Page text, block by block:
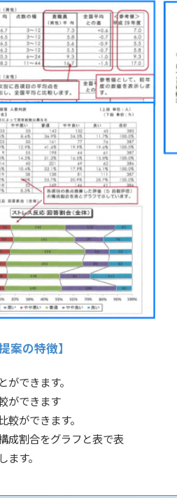
案の特徴】
ができます。
ができます
較ができます。
成割合をグラフと表で表
す。